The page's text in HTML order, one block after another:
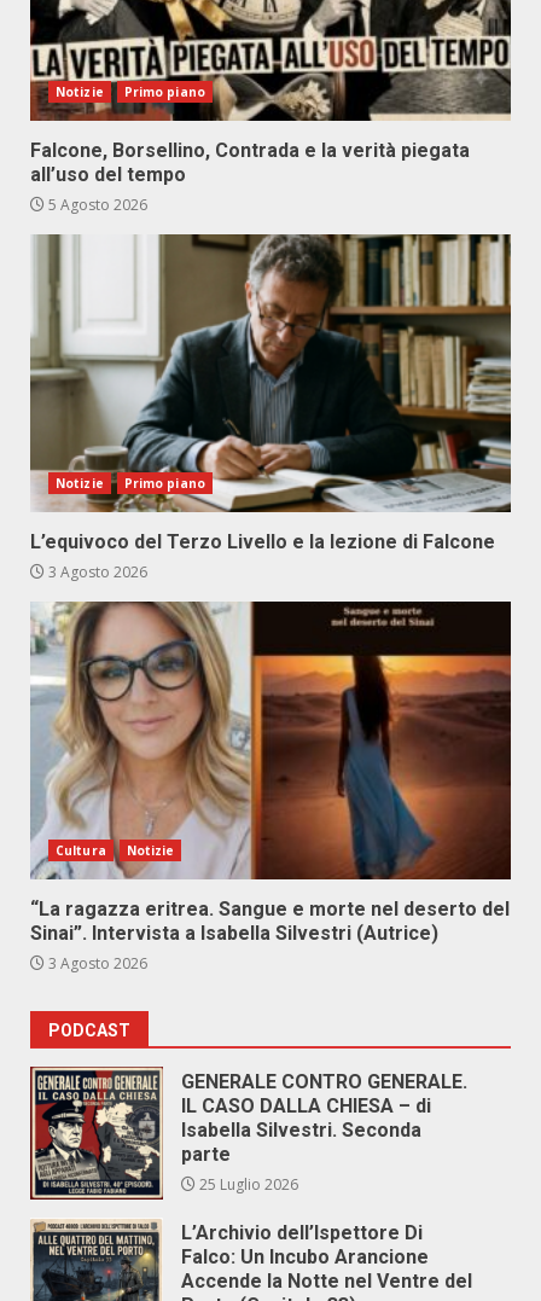
Notizie Primo piano
Falcone, Borsellino, Contrada e la verità piegata
all’uso del tempo
5 Agosto 2026
Notizie Primo piano
L’equivoco del Terzo Livello e la lezione di Falcone
3 Agosto 2026
Cultura Notizie
“La ragazza eritrea. Sangue e morte nel deserto del
Sinai”. Intervista a Isabella Silvestri (Autrice)
3 Agosto 2026
PODCAST
GENERALE CONTRO GENERALE.
IL CASO DALLA CHIESA – di
Isabella Silvestri. Seconda
parte
25 Luglio 2026
L’Archivio dell’Ispettore Di
Falco: Un Incubo Arancione
Accende la Notte nel Ventre del